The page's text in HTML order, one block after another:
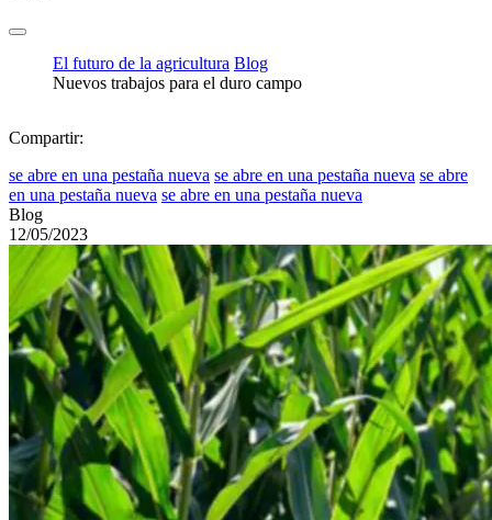
El futuro de la agricultura Blog
Nuevos trabajos para el duro campo
Compartir:
se abre en una pestaña nueva se abre en una pestaña nueva se abre
en una pestaña nueva se abre en una pestaña nueva
Blog
12/05/2023